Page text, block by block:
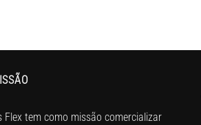
Flex tem como missão comercializar